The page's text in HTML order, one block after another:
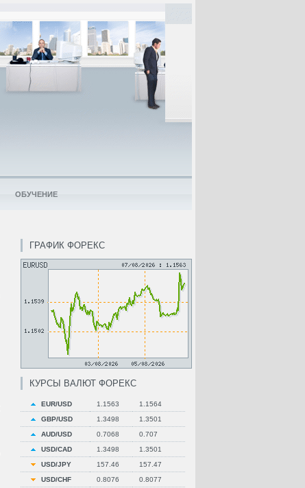
ГРАФИК ФОРЕКС
КУРСЫ ВАЛЮТ ФОРЕКС
EUR/USD 1.1563
1.1564
GBP/USD
1.3498
1.3501
AUD/USD
0.7068
0.707
USD/CAD
1.3498
1.3501
USD/JPY
157.46
157.47
USD/CHF
0.8076
0.8077
ОБУЧЕНИЕ